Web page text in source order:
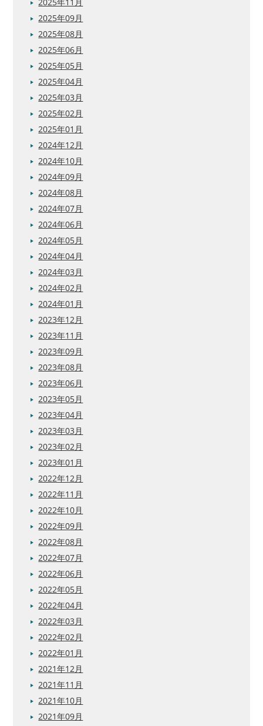
2025年09月
2025年08月
2025年06月
2025年05月
2025年04月
2025年03月
2025年02月
2025年01月
2024年12月
2024年10月
2024年09月
2024年08月
2024年07月
2024年06月
2024年05月
2024年04月
2024年03月
2024年02月
2024年01月
2023年12月
2023年11月
2023年09月
2023年08月
2023年06月
2023年05月
2023年04月
2023年03月
2023年02月
2023年01月
2022年12月
2022年11月
2022年10月
2022年09月
2022年08月
2022年07月
2022年06月
2022年05月
2022年04月
2022年03月
2022年02月
2022年01月
2021年12月
2021年11月
2021年10月
2021年09月